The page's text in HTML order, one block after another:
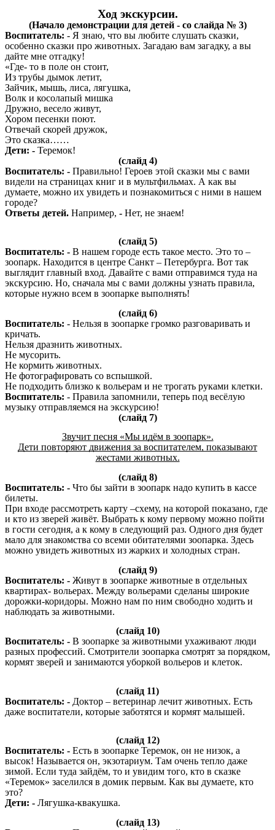
Ход экскурсии.
(Начало демонстрации для детей - со слайда № 3)
Воспитатель: - Я знаю, что вы любите слушать сказки,
особенно сказки про животных. Загадаю вам загадку, а вы
дайте мне отгадку!
«Где- то в поле он стоит,
Из трубы дымок летит,
Зайчик, мышь, лиса, лягушка,
Волк и косолапый мишка
Дружно, весело живут,
Хором песенки поют.
Отвечай скорей дружок,
Это сказка……
Дети: - Теремок!
(слайд 4)
Воспитатель: - Правильно! Героев этой сказки мы с вами
видели на страницах книг и в мультфильмах. А как вы
думаете, можно их увидеть и познакомиться с ними в нашем
городе?
Ответы детей. Например, - Нет, не знаем!
(слайд 5)
Воспитатель: - В нашем городе есть такое место. Это то –
зоопарк. Находится в центре Санкт – Петербурга. Вот так
выглядит главный вход. Давайте с вами отправимся туда на
экскурсию. Но, сначала мы с вами должны узнать правила,
которые нужно всем в зоопарке выполнять!
(слайд 6)
Воспитатель: - Нельзя в зоопарке громко разговаривать и
кричать.
Нельзя дразнить животных.
Не мусорить.
Не кормить животных.
Не фотографировать со вспышкой.
Не подходить близко к вольерам и не трогать руками клетки.
Воспитатель: - Правила запомнили, теперь под весёлую
музыку отправляемся на экскурсию!
(слайд 7)
Звучит песня «Мы идём в зоопарк».
Дети повторяют движения за воспитателем, показывают
жестами животных.
(слайд 8)
Воспитатель: - Что бы зайти в зоопарк надо купить в кассе
билеты.
При входе рассмотреть карту –схему, на которой показано, где
и кто из зверей живёт. Выбрать к кому первому можно пойти
в гости сегодня, а к кому в следующий раз. Одного дня будет
мало для знакомства со всеми обитателями зоопарка. Здесь
можно увидеть животных из жарких и холодных стран.
(слайд 9)
Воспитатель: - Живут в зоопарке животные в отдельных
квартирах- вольерах. Между вольерами сделаны широкие
дорожки-коридоры. Можно нам по ним свободно ходить и
наблюдать за животными.
(слайд 10)
Воспитатель: - В зоопарке за животными ухаживают люди
разных профессий. Смотрители зоопарка смотрят за порядком,
кормят зверей и занимаются уборкой вольеров и клеток.
(слайд 11)
Воспитатель: - Доктор – ветеринар лечит животных. Есть
даже воспитатели, которые заботятся и кормят малышей.
(слайд 12)
Воспитатель: - Есть в зоопарке Теремок, он не низок, а
высок! Называется он, экзотариум. Там очень тепло даже
зимой. Если туда зайдём, то и увидим того, кто в сказке
«Теремок» заселился в домик первым. Как вы думаете, кто
это?
Дети: - Лягушка-квакушка.
(слайд 13)